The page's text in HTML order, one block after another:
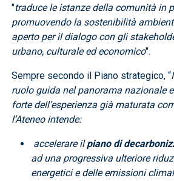
"traduce le istanze della comunità in
promuovendo la sostenibilità
aperto per il dialogo con gli
urbano, culturale ed economico".
Sempre secondo il Piano strategico, “
ruolo guida nel panorama nazionale
forte dell’esperienza già maturata
l’Ateneo intende:
accelerare ilpiano di
ad una progressiva ulteriore
energetici e delle emissioni